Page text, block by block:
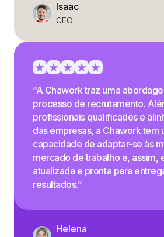
Isaac
CEO
“A Chawork traz uma
processo de recrutamento.
profissionais qualificados e
das empresas, a Chawork tem
capacidade de adaptar-se às
mercado de trabalho e, assim,
atualizada e pronta para
resultados.”
Helena